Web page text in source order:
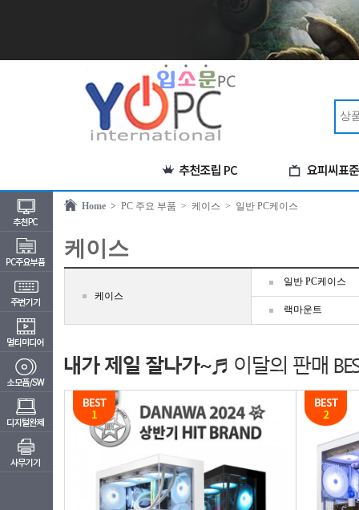
Home > PC 주요 부품 > 케이스 > 일반 PC케이스
케이스
케이스
일반 PC케이스
랙마운트